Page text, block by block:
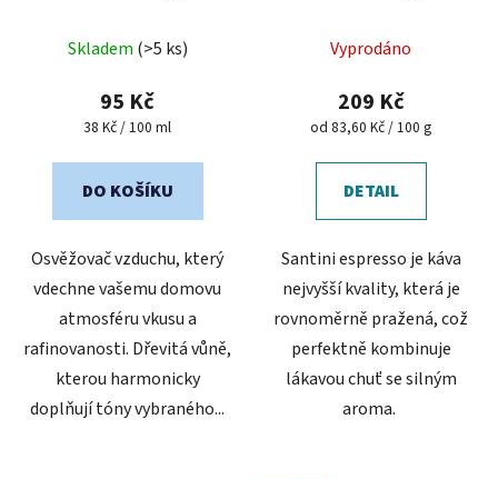
hodnocení
produktu
je
z
Skladem (>5 ks)
95 Kč
Měrná
38 Kč / 100 ml
DO KOŠÍKU
Osvěžovač vzduchu, který
vdechne vašemu domovu
atmosféru vkusu a
rafinovanosti. Dřevitá vůně,
kterou harmonicky
doplňují tóny vybraného...
Vyprodáno
209 Kč
Měrná
od 83,60 Kč / 100 g
DETAIL
Santini espresso je káva
nejvyšší kvality, která je
rovnoměrně pražená, což
perfektně kombinuje
lákavou chuť se silným
aroma.